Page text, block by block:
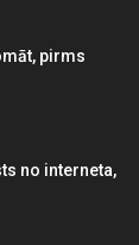
pirms
no interneta,